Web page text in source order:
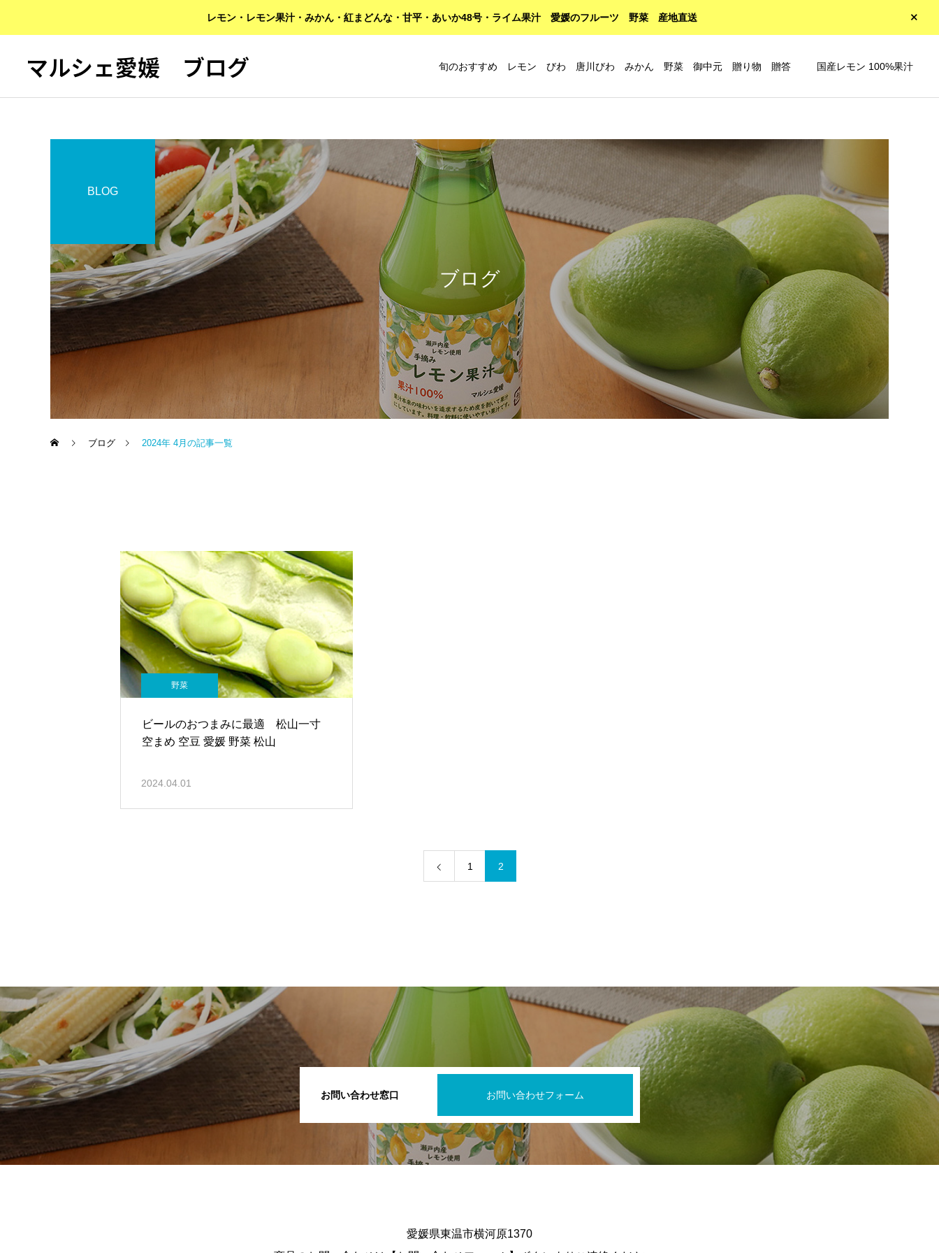
レモン・レモン果汁・みかん・紅まどんな・甘平・あいか48号・ライム果汁 愛媛のフルーツ 野菜 産地直送
マルシェ愛媛 ブログ 旬のおすすめ レモン びわ 唐川びわ みかん 野菜 御中元 贈り物 贈答 国産レモン 100%果汁
ブログ
BLOG
ブログ 2024年 4月の記事一覧
野菜
ビールのおつまみに最適 松山一寸
空まめ 空豆 愛媛 野菜 松山
2024.04.01
1 2
お問い合わせ窓口 お問い合わせフォーム
愛媛県東温市横河原1370